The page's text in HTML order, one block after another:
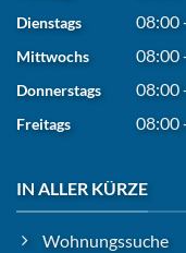
Dienstags 08:00
Mittwochs 08:00
Donnerstags 08:00
Freitags 08:00
IN ALLER KÜRZE
Wohnungssuche